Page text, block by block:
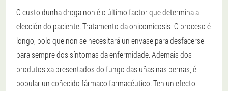
O custo dunha droga non é o último factor que determina a
elección do paciente. Tratamento da onicomicosis- O proceso é
longo, polo que non se necesitará un envase para desfacerse
para sempre dos síntomas da enfermidade. Ademais dos
produtos xa presentados do fungo das uñas nas pernas, é
popular un coñecido fármaco farmacéutico. Ten un efecto